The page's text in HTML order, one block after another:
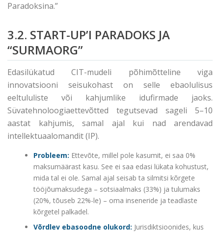
Paradoksina.”
3.2. START-UP’I PARADOKS JA
“SURMAORG”
Edasilükatud CIT-mudeli põhimõtteline viga
innovatsiooni seisukohast on selle ebaolulisus
eeltululiste või kahjumlike idufirmade jaoks.
Süvatehnoloogiaettevõtted tegutsevad sageli 5–10
aastat kahjumis, samal ajal kui nad arendavad
intellektuaalomandit (IP).
Probleem: Ettevõte, millel pole kasumit, ei saa 0%
maksumäärast kasu. See ei saa edasi lükata kohustust,
mida tal ei ole. Samal ajal seisab ta silmitsi kõrgete
tööjõumaksudega – sotsiaalmaks (33%) ja tulumaks
(20%, tõuseb 22%-le) – oma inseneride ja teadlaste
kõrgetel palkadel.
Võrdlev ebasoodne olukord: Jurisdiktsioonides, kus